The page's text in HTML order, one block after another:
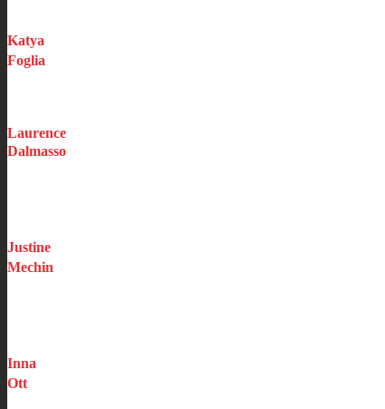
Katya
Foglia
Laurence
Dalmasso
Justine
Mechin
Inna
Ott